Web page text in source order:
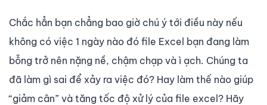
Chắc hẳn bạn chẳng bao giờ chú ý tới điều này nếu
không có việc 1 ngày nào đó file Excel bạn đang làm
bỗng trở nên nặng nề, chậm chạp và ì ạch. Chúng ta
đã làm gì sai để xảy ra việc đó? Hay làm thế nào giúp
“giảm cân” và tăng tốc độ xử lý của file excel? Hãy